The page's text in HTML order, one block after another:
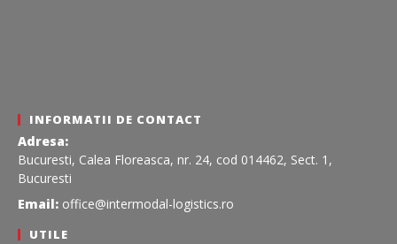
INFORMATII DE CONTACT
Adresa:
Bucuresti, Calea Floreasca, nr. 24, cod 014462, Sect. 1,
Bucuresti
Email: office@intermodal-logistics.ro
UTILE